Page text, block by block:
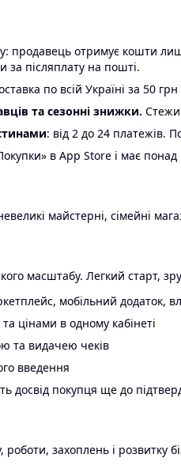
продавець отримує кошти
за післяплату на пошті.
по всій Україні за 50
та сезонні знижки.
: від 2 до 24 платежів.
в App Store і має
майстерні, сімейні
масштабу. Легкий старт,
мобільний додаток,
цінами в одному кабінеті
та видачею чеків
введення
досвід покупця ще до
захоплень і розвитку